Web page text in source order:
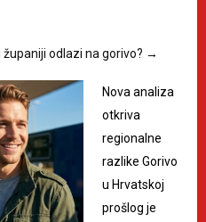
odlazi na gorivo? →
Nova analiza
otkriva
regionalne
razlike Gorivo
u Hrvatskoj
prošlog je